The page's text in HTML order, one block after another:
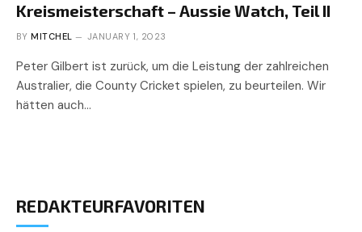
Kreismeisterschaft – Aussie Watch, Teil II
BY MITCHEL JANUARY 1, 2023
Peter Gilbert ist zurück, um die Leistung der zahlreichen
Australier, die County Cricket spielen, zu beurteilen. Wir
hätten auch…
REDAKTEURFAVORITEN